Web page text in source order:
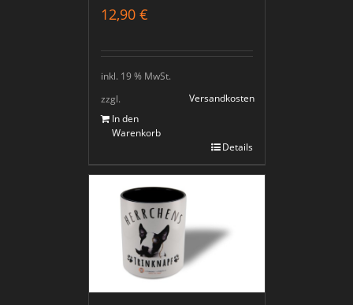
12,90 €
inkl. 19 % MwSt.
zzgl.
Versandkosten
In den
Warenkorb
Details